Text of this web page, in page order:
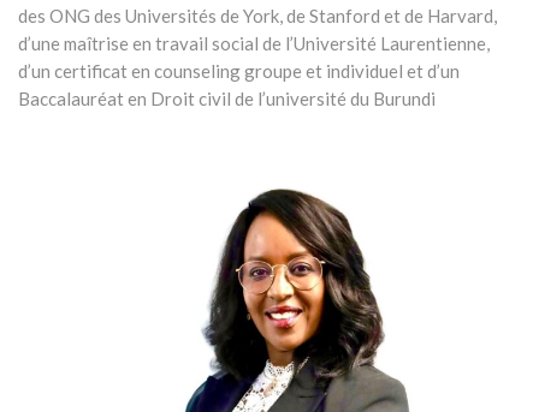
des ONG des Universités de York, de Stanford et de Harvard,
d’une maîtrise en travail social de l’Université Laurentienne,
d’un certificat en counseling groupe et individuel et d’un
Baccalauréat en Droit civil de l’université du Burundi